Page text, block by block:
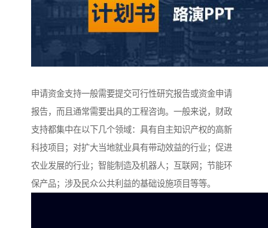
申请资金支持一般需要提交可行性研究报告或资金申请
报告，而且通常需要出具的工程咨询。一般来说，财政
支持都集中在以下几个领域：具有自主知识产权的高新
科技项目；对扩大当地就业具有带动效益的行业；促进
农业发展的行业；智能制造及机器人；互联网；节能环
保产品；涉及民众公共利益的基础设施项目等等。